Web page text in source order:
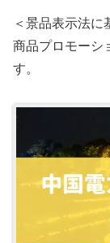
＜景品表示法に
商品プロモーシ
す。